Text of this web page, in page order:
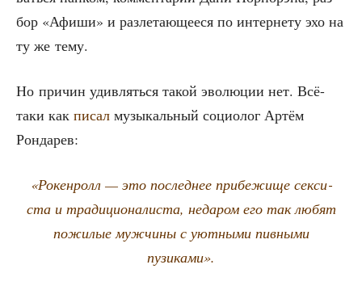
бор «Афи­ши» и раз­ле­та­ю­ще­е­ся по интер­не­ту эхо на
ту же тему.
Но при­чин удив­лять­ся такой эво­лю­ции нет. Всё-
таки как писал музы­каль­ный социо­лог Артём
Рондарев:
«Роке­н­ролл — это послед­нее при­бе­жи­ще сек­си­
ста и тра­ди­ци­о­на­ли­ста, неда­ром его так любят
пожи­лые муж­чи­ны с уют­ны­ми пив­ны­ми
пузиками».